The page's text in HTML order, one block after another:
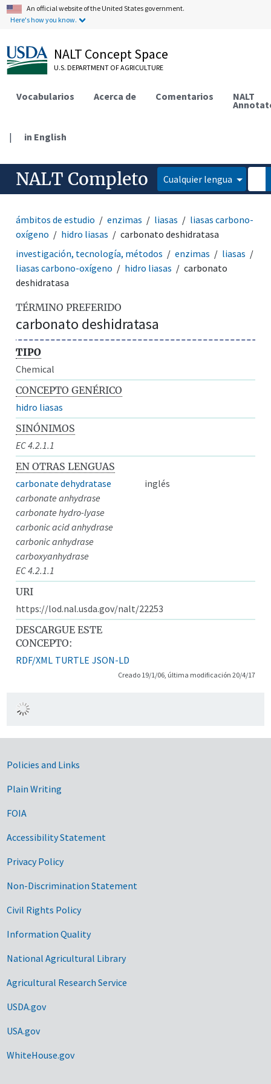
An official website of the United States government.
Here's how you know.
NALT Concept Space
U.S. DEPARTMENT OF AGRICULTURE
Vocabularios Acerca de Comentarios NALT
| in English
NALT Completo Cualquier lengua
ámbitos de estudio enzimas liasas
liasas carbono-
oxígeno
hidro liasas
carbonato deshidratasa
investigación, tecnología, métodos
enzimas
liasas
liasas carbono-oxígeno
hidro liasas
carbonato
deshidratasa
TÉRMINO PREFERIDO
carbonato deshidratasa
TIPO
Chemical
CONCEPTO GENÉRICO
hidro liasas
SINÓNIMOS
EC 4.2.1.1
EN OTRAS LENGUAS
carbonate dehydratase
inglés
carbonate anhydrase
carbonate hydro-lyase
carbonic acid anhydrase
carbonic anhydrase
carboxyanhydrase
EC 4.2.1.1
URI
https://lod.nal.usda.gov/nalt/22253
DESCARGUE ESTE
CONCEPTO:
RDF/XML TURTLE JSON-LD
Creado 19/1/06, última modificación 20/4/17
Government Links
Policies and Links
Plain Writing
FOIA
Accessibility Statement
Privacy Policy
Non-Discrimination Statement
Civil Rights Policy
Information Quality
National Agricultural Library
Agricultural Research Service
USDA.gov
USA.gov
WhiteHouse.gov